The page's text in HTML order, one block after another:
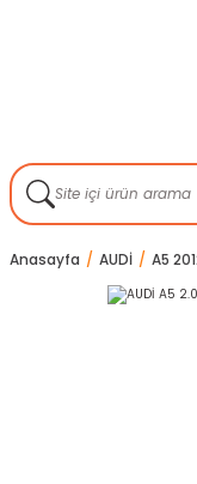
Anasayfa AUDİ A5